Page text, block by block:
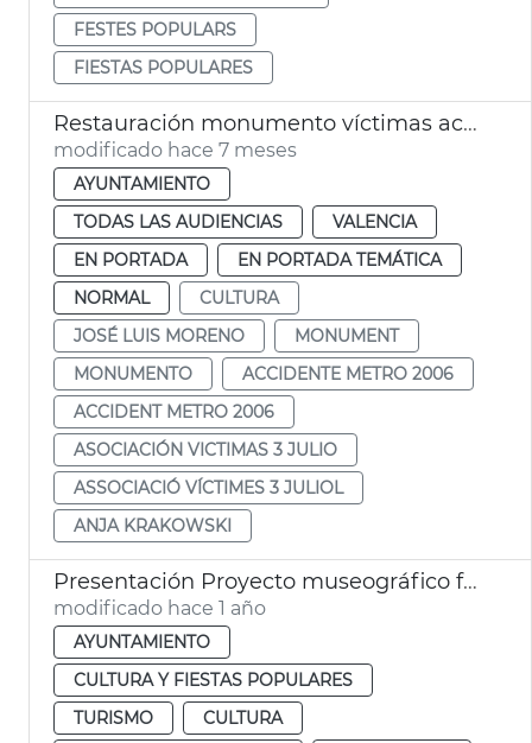
FESTES POPULARS
FIESTAS POPULARES
Restauración monumento víctimas accidente metro Valéncia 3J 2006
modificado hace 7 meses
AYUNTAMIENTO
TODAS LAS AUDIENCIAS
VALENCIA
EN PORTADA
EN PORTADA TEMÁTICA
NORMAL
CULTURA
JOSÉ LUIS MORENO
MONUMENT
MONUMENTO
ACCIDENTE METRO 2006
ACCIDENT METRO 2006
ASOCIACIÓN VICTIMAS 3 JULIO
ASSOCIACIÓ VÍCTIMES 3 JULIOL
ANJA KRAKOWSKI
Presentación Proyecto museográfico futuro Centro Interpretación Santo Cáliz
modificado hace 1 año
AYUNTAMIENTO
CULTURA Y FIESTAS POPULARES
TURISMO
CULTURA